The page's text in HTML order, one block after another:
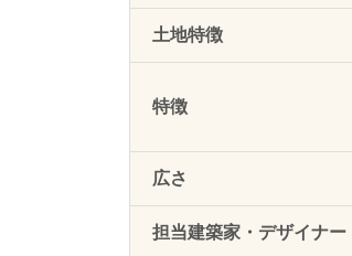
土地特徴
特徴
広さ
担当建築家・デザイナー